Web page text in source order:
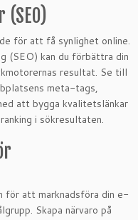
för att få synlighet online.
(SEO) kan du förbättra din
resultat. Se till
meta-tags,
att bygga kvalitetslänkar
i sökresultaten.
för att marknadsföra din e-
Skapa närvaro på